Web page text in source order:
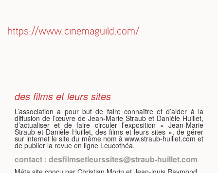
https://www.cinemaguild.com/
des films et leurs sites
L’association a pour but de faire connaître et d’aider à la
diffusion de l’œuvre de Jean-Marie Straub et Danièle Huillet,
d’actualiser et de faire circuler l’exposition « Jean-Marie
Straub et Danièle Huillet, des films et leurs sites », de gérer
sur internet le site du même nom à www.straub-huillet.com et
de publier la revue en ligne Leucothéa.
contact : desfilmsetleurssites@straub-huillet.com